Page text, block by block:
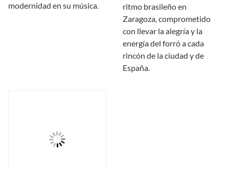
modernidad en su música.
ritmo brasileño en
Zaragoza, comprometido
con llevar la alegría y la
energía del forró a cada
rincón de la ciudad y de
España.